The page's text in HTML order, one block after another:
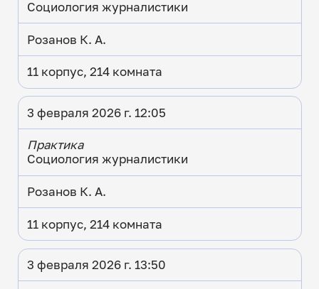
Социология журналистики
Розанов К. А.
11 корпус, 214 комната
3 февраля 2026 г. 12:05
Практика
Социология журналистики
Розанов К. А.
11 корпус, 214 комната
3 февраля 2026 г. 13:50